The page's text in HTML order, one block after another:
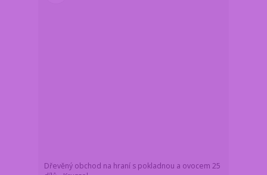
Dřevěný obchod na hraní s pokladnou a ovocem 25